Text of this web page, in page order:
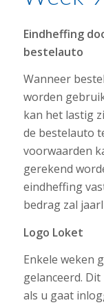
Eindheffing
bestelauto
Wanneer
worden
kan het lastig
de bestelauto
voorwaarden
gerekend
eindheffing
bedrag zal
Logo Loket
Enkele weken
gelanceerd.
als u gaat